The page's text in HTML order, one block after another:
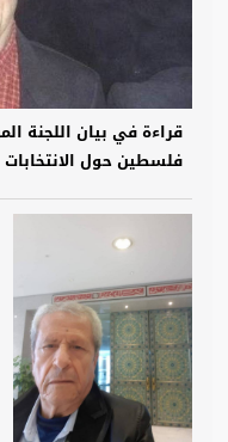
قراءة في بيان اللجنة
فلسطين حول الانتخابات